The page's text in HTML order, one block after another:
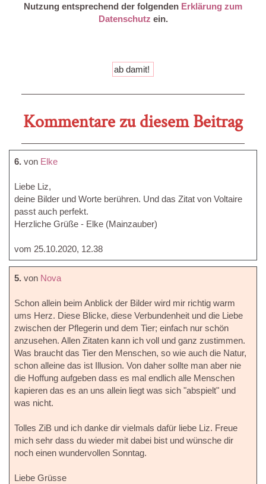
Nutzung entsprechend der folgenden Erklärung zum
Datenschutz ein.
Kommentare zu diesem Beitrag
6. von Elke
Liebe Liz,
deine Bilder und Worte berühren. Und das Zitat von Voltaire
passt auch perfekt.
Herzliche Grüße - Elke (Mainzauber)
vom 25.10.2020, 12.38
5. von Nova
Schon allein beim Anblick der Bilder wird mir richtig warm
ums Herz. Diese Blicke, diese Verbundenheit und die Liebe
zwischen der Pflegerin und dem Tier; einfach nur schön
anzusehen. Allen Zitaten kann ich voll und ganz zustimmen.
Was braucht das Tier den Menschen, so wie auch die Natur,
schon alleine das ist Illusion. Von daher sollte man aber nie
die Hoffung aufgeben dass es mal endlich alle Menschen
kapieren das es an uns allein liegt was sich "abspielt" und
was nicht.
Tolles ZiB und ich danke dir vielmals dafür liebe Liz. Freue
mich sehr dass du wieder mit dabei bist und wünsche dir
noch einen wundervollen Sonntag.
Liebe Grüsse